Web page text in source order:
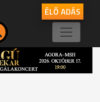
ÉLŐ ADÁS